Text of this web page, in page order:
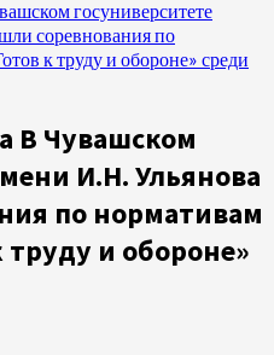
госуниверситете
соревнования по
к труду и обороне» среди
В Чувашском
И.Н. Ульянова
по нормативам
труду и обороне»